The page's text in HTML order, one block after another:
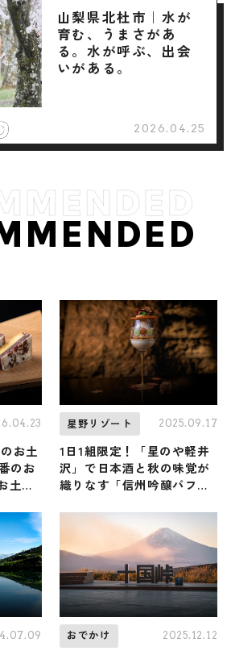
山梨県北杜市｜水が
育む、うまさがあ
る。水が呼ぶ、出会
いがある。
2026.04.25
お土
のお
土
星野リゾート 2025.09.17
1日1組限定！「星のや軽井
沢」で日本酒と秋の味覚が
織りなす「信州吟醸パフ
おでかけ 2025.12.12